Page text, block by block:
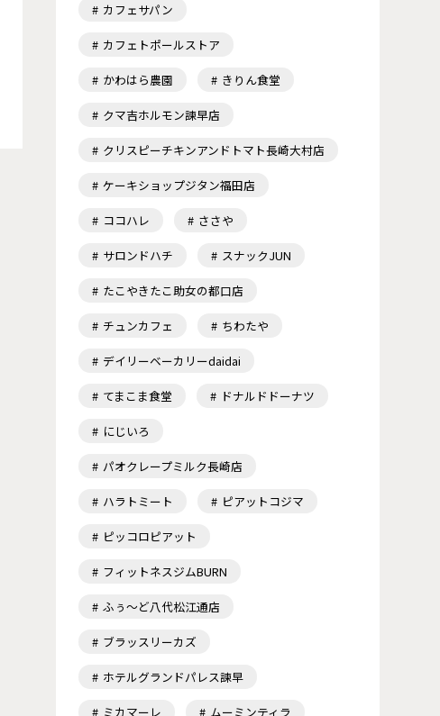
カフェサパン
カフェトポールストア
かわはら農園 きりん食堂
クマ吉ホルモン諫早店
クリスピーチキンアンドトマト長崎大村店
ケーキショップジタン福田店
ココハレ ささや
サロンドハチ スナックJUN
たこやきたこ助女の都口店
チュンカフェ ちわたや
デイリーベーカリーdaidai
てまこま食堂 ドナルドドーナツ
にじいろ
パオクレープミルク長崎店
ハラトミート ピアットコジマ
ピッコロピアット
フィットネスジムBURN
ふぅ～ど八代松江通店
ブラッスリーカズ
ホテルグランドパレス諫早
ミカマーレ ムーミンティラ